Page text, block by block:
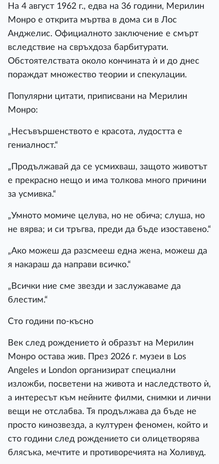
На 4 август 1962 г., едва на 36 години, Мерилин
Монро е открита мъртва в дома си в Лос
Анджелис. Официалното заключение е смърт
вследствие на свръхдоза барбитурати.
Обстоятелствата около кончината ѝ и до днес
пораждат множество теории и спекулации.
Популярни цитати, приписвани на Мерилин
Монро:
„Несъвършенството е красота, лудостта е
гениалност.“
„Продължавай да се усмихваш, защото животът
е прекрасно нещо и има толкова много причини
за усмивка.“
„Умното момиче целува, но не обича; слуша, но
не вярва; и си тръгва, преди да бъде изоставено.“
„Ако можеш да разсмееш една жена, можеш да
я накараш да направи всичко.“
„Всички ние сме звезди и заслужаваме да
блестим.“
Сто години по-късно
Век след рождението ѝ образът на Мерилин
Монро остава жив. През 2026 г. музеи в Los
Angeles и London организират специални
изложби, посветени на живота и наследството ѝ,
а интересът към нейните филми, снимки и лични
вещи не отслабва. Тя продължава да бъде не
просто кинозвезда, а културен феномен, който и
сто години след рождението си олицетворява
блясъка, мечтите и противоречията на Холивуд.